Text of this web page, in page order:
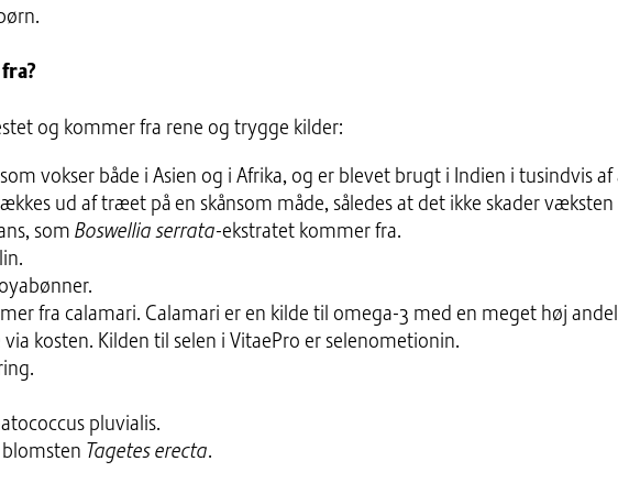
og kommer fra rene og trygge kilder:
vokser både i Asien og i Afrika, og er blevet brugt i Indien i tusindvis af
ud af træet på en skånsom måde, således at det ikke skader
somBoswellia serrata-ekstratet kommer fra.
fra calamari. Calamari er en kilde til omega-3 med en meget høj
kosten. Kilden til selen i VitaePro er selenometionin.
pluvialis.
Tagetes erecta.